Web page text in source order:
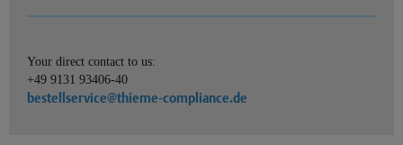
Your direct contact to us:
+49 9131 93406-40
bestellservice@thieme-compliance.de